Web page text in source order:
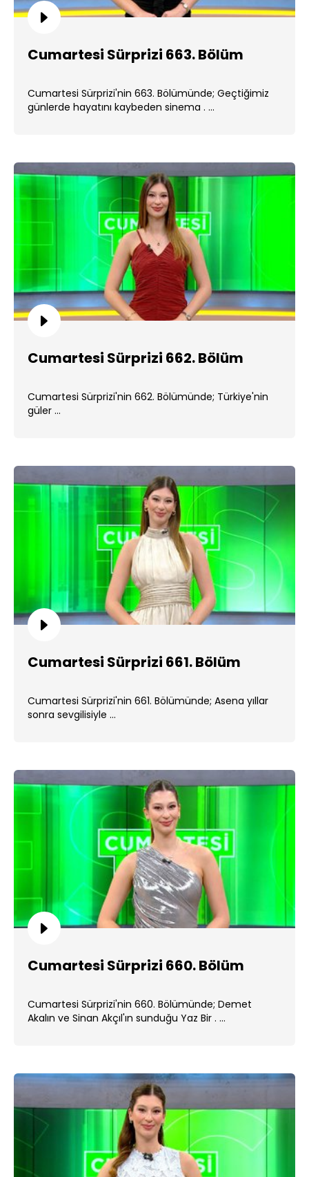
Cumartesi Sürprizi 663. Bölüm
Cumartesi Sürprizi'nin 663. Bölümünde; Geçtiğimiz
günlerde hayatını kaybeden sinema . ...
Cumartesi Sürprizi 662. Bölüm
Cumartesi Sürprizi'nin 662. Bölümünde; Türkiye'nin
güler ...
Cumartesi Sürprizi 661. Bölüm
Cumartesi Sürprizi'nin 661. Bölümünde; Asena yıllar
sonra sevgilisiyle ...
Cumartesi Sürprizi 660. Bölüm
Cumartesi Sürprizi'nin 660. Bölümünde; Demet
Akalın ve Sinan Akçıl'ın sunduğu Yaz Bir . ...